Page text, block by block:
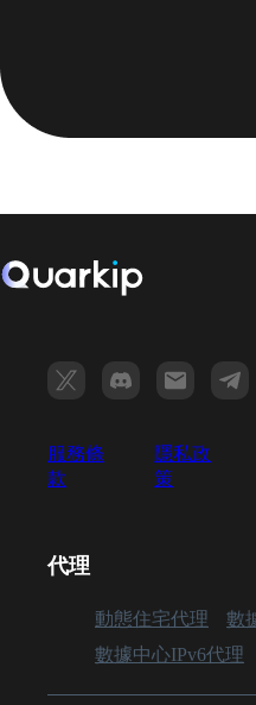
服務條
款
隱私政
策
代理
動態住宅代理
數
數據中心IPv6代理